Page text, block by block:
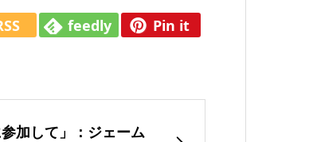
feedly Pin it
参加して」：ジェーム